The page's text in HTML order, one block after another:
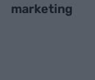
marketing